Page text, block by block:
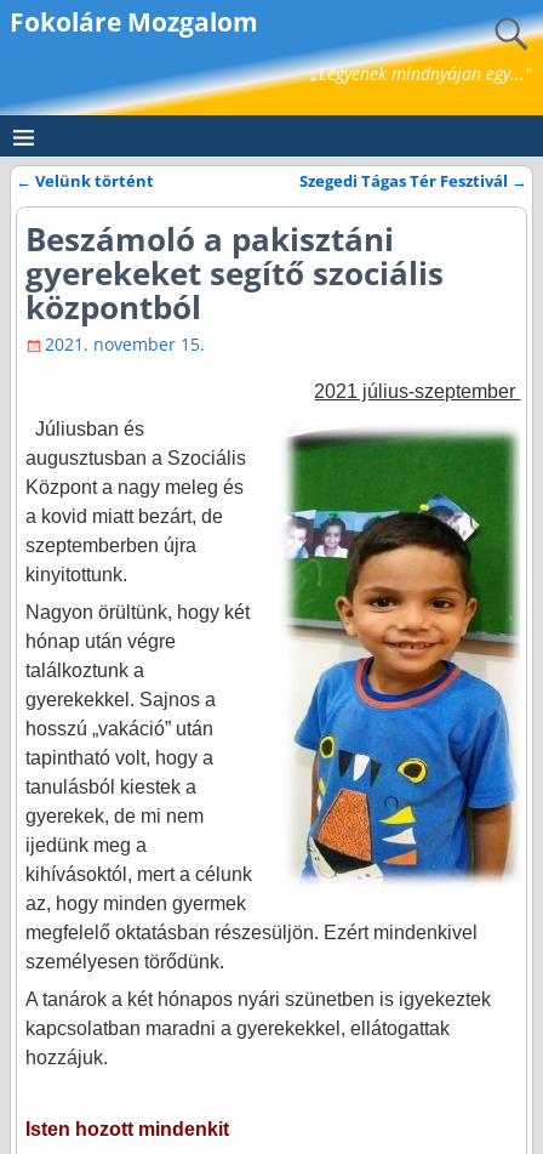
Fokoláre Mozgalom
„Legyenek mindnyájan egy..."
Bejegyzés navigáció
← Velünk történt Szegedi Tágas Tér Fesztivál →
Beszámoló a pakisztáni
gyerekeket segítő szociális
központból
2021. november 15.
2021 július-szeptember
Júliusban és
augusztusban a Szociális
Központ a nagy meleg és
a kovid miatt bezárt, de
szeptemberben újra
kinyitottunk.
Nagyon örültünk, hogy két
hónap után végre
találkoztunk a
gyerekekkel. Sajnos a
hosszú „vakáció” után
tapintható volt, hogy a
tanulásból kiestek a
gyerekek, de mi nem
ijedünk meg a
kihívásoktól, mert a célunk
az, hogy minden gyermek
megfelelő oktatásban részesüljön. Ezért mindenkivel
személyesen törődünk.
A tanárok a két hónapos nyári szünetben is igyekeztek
kapcsolatban maradni a gyerekekkel, ellátogattak
hozzájuk.
Isten hozott mindenkit